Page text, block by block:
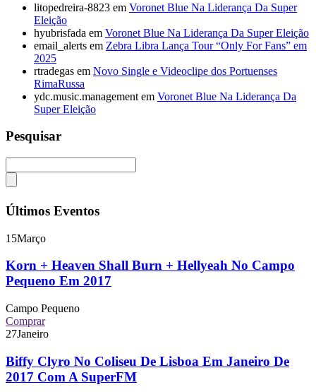
litopedreira-8823 em Voronet Blue Na Liderança Da Super
Eleição
hyubrisfada em Voronet Blue Na Liderança Da Super Eleição
email_alerts em Zebra Libra Lança Tour “Only For Fans” em
2025
rtradegas em Novo Single e Videoclipe dos Portuenses
RimaRussa
ydc.music.management em Voronet Blue Na Liderança Da
Super Eleição
Pesquisar
Últimos Eventos
15Março
Korn + Heaven Shall Burn + Hellyeah No Campo
Pequeno Em 2017
Campo Pequeno
Comprar
27Janeiro
Biffy Clyro No Coliseu De Lisboa Em Janeiro De
2017 Com A SuperFM